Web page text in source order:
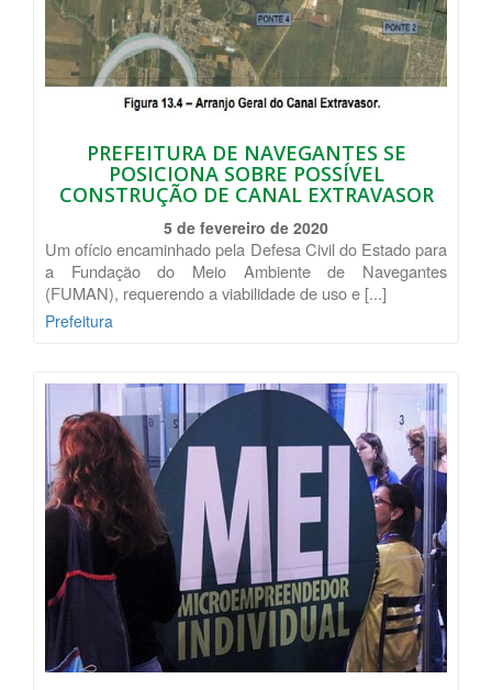
PREFEITURA DE NAVEGANTES SE
POSICIONA SOBRE POSSÍVEL
CONSTRUÇÃO DE CANAL EXTRAVASOR
5 de fevereiro de 2020
Um ofício encaminhado pela Defesa Civil do Estado para
a Fundação do Meio Ambiente de Navegantes
(FUMAN), requerendo a viabilidade de uso e [...]
Prefeitura